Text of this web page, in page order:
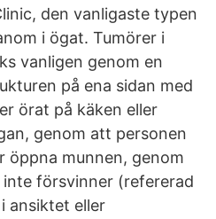
den vanligaste typen
i ögat. Tumörer i
vanligen genom en
på ena sidan med
örat på käken eller
genom att personen
öppna munnen, genom
försvinner (refererad
ansiktet eller